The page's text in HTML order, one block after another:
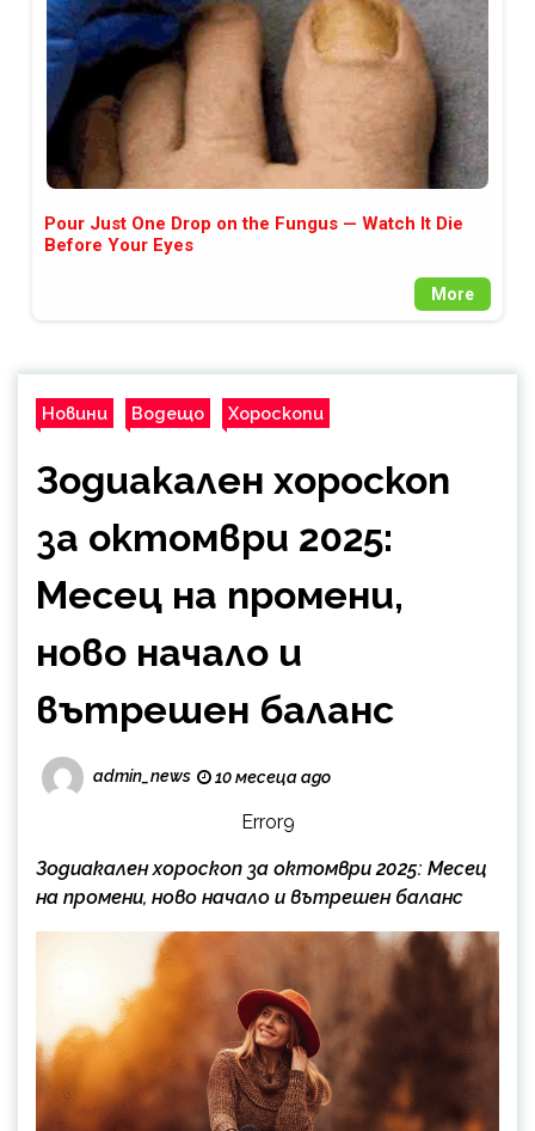
Pour Just One Drop on the Fungus — Watch It Die
Before Your Eyes
More
Новини Водещо Хороскопи
Зодиакален хороскоп
за октомври 2025:
Месец на промени,
ново начало и
вътрешен баланс
admin_news 10 месеца ago
Error9
Зодиакален хороскоп за октомври 2025: Месец
на промени, ново начало и вътрешен баланс